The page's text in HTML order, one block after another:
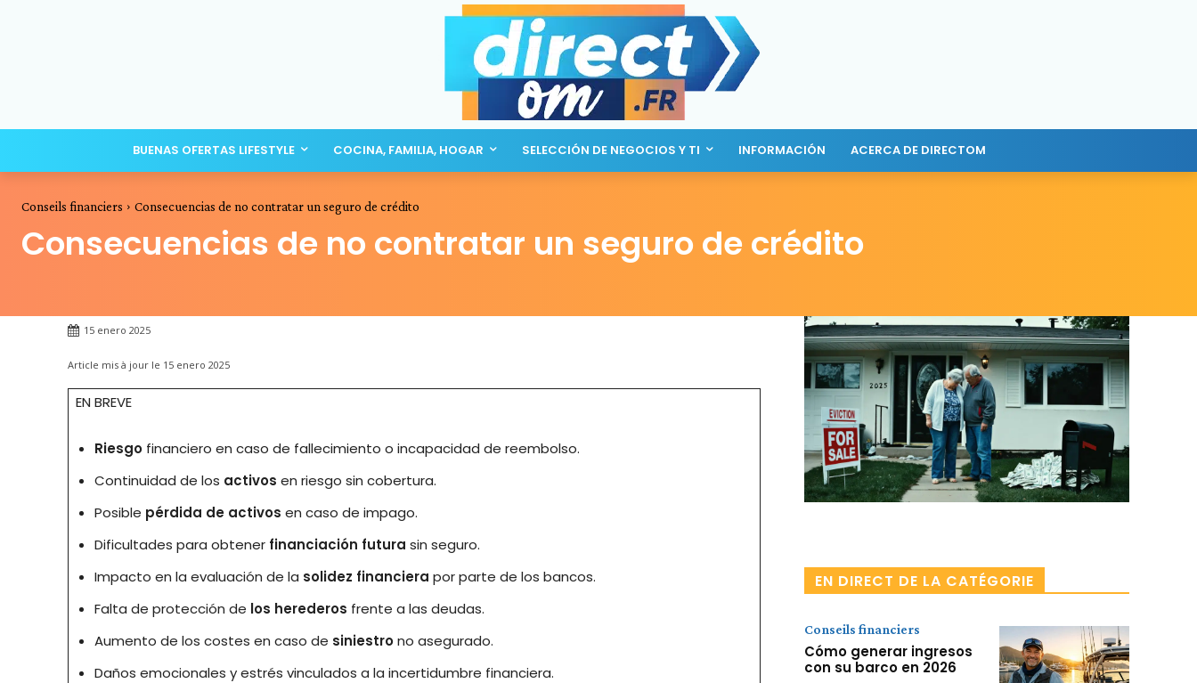
BUENAS OFERTAS LIFESTYLE COCINA, FAMILIA, HOGAR SELECCIÓN DE NEGOCIOS Y TI INFORMACIÓN ACERCA DE DIRECTOM
Conseils financiers Consecuencias de no contratar un seguro de crédito
Consecuencias de no contratar un seguro de crédito
15 enero 2025
Article mis à jour le 15 enero 2025
EN BREVE
Riesgo financiero en caso de fallecimiento o incapacidad de reembolso.
Continuidad de los activos en riesgo sin cobertura.
Posible pérdida de activos en caso de impago.
Dificultades para obtener financiación futura sin seguro.
Impacto en la evaluación de la solidez financiera por parte de los bancos.
Falta de protección de los herederos frente a las deudas.
Aumento de los costes en caso de siniestrono asegurado.
Daños emocionales y estrés vinculados a la incertidumbre financiera.
EN DIRECT DE LA CATÉGORIE
Conseils financiers
Cómo generar ingresos
con su barco en 2026